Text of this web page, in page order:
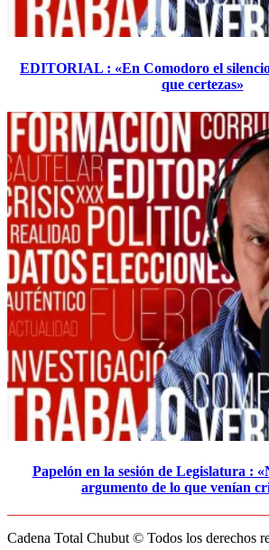
EDITORIAL : «En Comodoro el
que certezas»
Papelón en la sesión de Legislatura :
argumento de lo que venían
Cadena Total Chubut © Todos los derechos